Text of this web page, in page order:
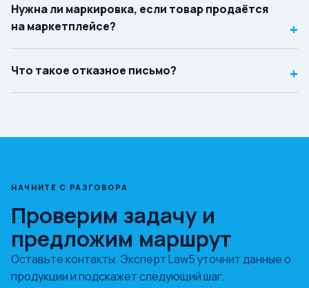
Нужна ли маркировка, если товар продаётся
на маркетплейсе?
+
Что такое отказное письмо? +
НАЧНИТЕ С РАЗГОВОРА
Проверим задачу и
предложим маршрут
Оставьте контакты. Эксперт Law5 уточнит данные о
продукции и подскажет следующий шаг.